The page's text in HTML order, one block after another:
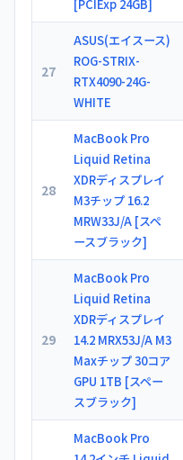
[PCIExp 24GB]
27
ASUS(エイスース)
ROG-STRIX-
RTX4090-24G-
WHITE
28
MacBook Pro
Liquid Retina
XDRディスプレイ
M3チップ 16.2
MRW33J/A [スペ
ースブラック]
29
MacBook Pro
Liquid Retina
XDRディスプレイ
14.2 MRX53J/A M3
Maxチップ 30コア
GPU 1TB [スペー
スブラック]
MacBook Pro